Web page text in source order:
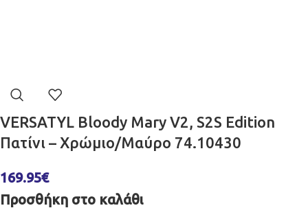
VERSATYL Bloody Mary V2, S2S Edition
Πατίνι – Χρώμιο/Μαύρο 74.10430
169.95€
Προσθήκη στο καλάθι